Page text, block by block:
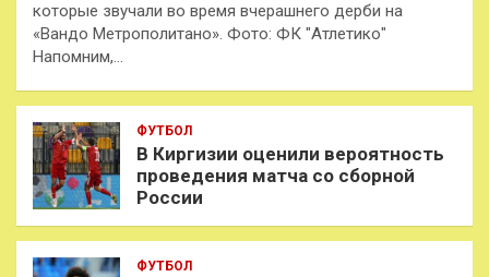
которые звучали во время вчерашнего дерби на
«Вандо Метрополитано». Фото: ФК "Атлетико"
Напомним,…
ФУТБОЛ
В Киргизии оценили вероятность
проведения матча со сборной
России
ФУТБОЛ